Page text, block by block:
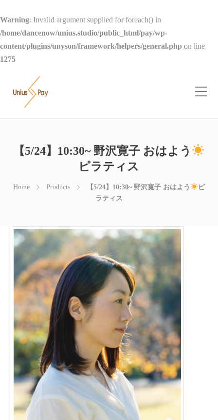
Warning: Invalid argument supplied for foreach() in
/home/dancenow/unius.studio/public_html/pay/wp-
content/plugins/unyson/framework/helpers/general.php on line
1275
【5/24】10:30~ 野沢寛子 おはよう
ピラティス
Home Products 【5/24】10:30~ 野沢寛子 おはよう
ピ
ラティス